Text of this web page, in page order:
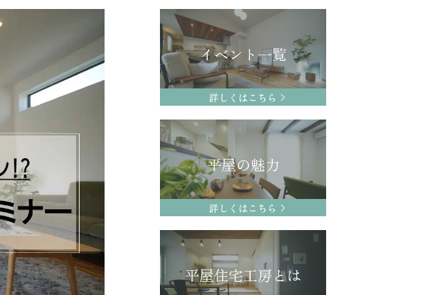
イベント一覧
詳しくはこちら
平屋の魅力
詳しくはこちら
平屋住宅工房とは